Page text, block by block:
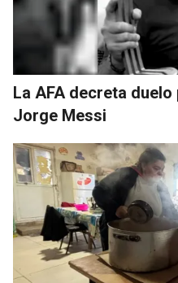
La AFA decreta
Jorge Messi